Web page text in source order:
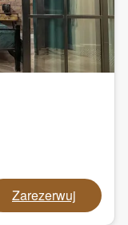
Zarezerwuj